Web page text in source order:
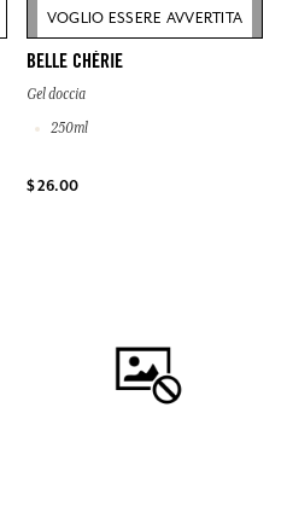
VOGLIO ESSERE AVVERTITA
BELLE CHÉRIE
Gel doccia
250ml
$ 26.00